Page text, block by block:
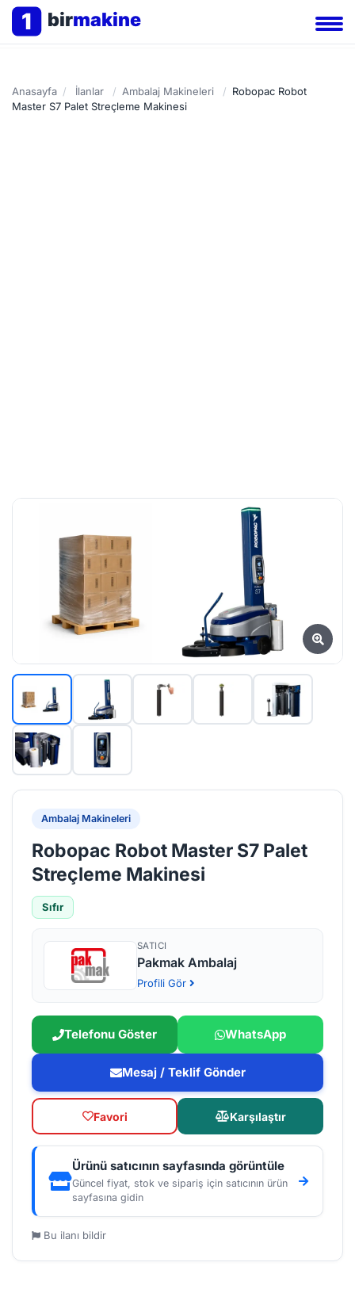
1 birmakine
Anasayfa / İlanlar / Ambalaj Makineleri / Robopac Robot
Master S7 Palet Streçleme Makinesi
Ambalaj Makineleri
Robopac Robot Master S7 Palet
Streçleme Makinesi
Sıfır
SATICI
Pakmak Ambalaj
Profili Gör
Telefonu Göster WhatsApp
Mesaj / Teklif Gönder
Favori Karşılaştır
Ürünü satıcının sayfasında görüntüle
Güncel fiyat, stok ve sipariş için satıcının ürün
sayfasına gidin
Bu ilanı bildir